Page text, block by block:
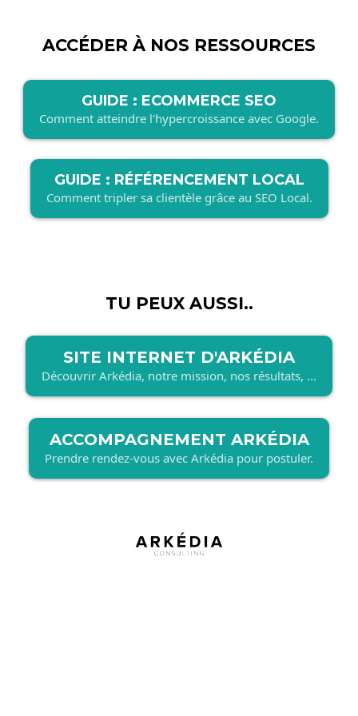
ACCÉDER À NOS RESSOURCES
GUIDE : ECOMMERCE SEO
Comment atteindre l'hypercroissance avec Google.
GUIDE : RÉFÉRENCEMENT LOCAL
Comment tripler sa clientèle grâce au SEO Local.
TU PEUX AUSSI..
SITE INTERNET D'ARKÉDIA
Découvrir Arkédia, notre mission, nos résultats, ...
ACCOMPAGNEMENT ARKÉDIA
Prendre rendez-vous avec Arkédia pour postuler.